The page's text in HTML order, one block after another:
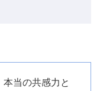
当の共感力と